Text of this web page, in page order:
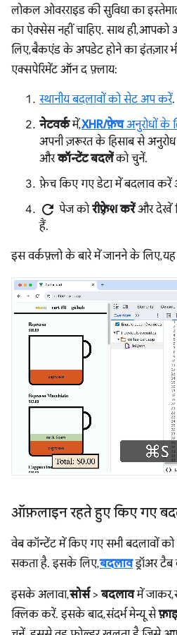
लोकल ओवरराइड की सुविधा का
का ऐक्सेस नहीं चाहिए. साथ ही,
लिए, बैकएंड के अपडेट होने का इंतज़ार
एक्सपेरिमेंट ऑन द फ़्लाय:
स्थानीय बदलावों को सेट अप करें.
नेटवर्कमें,XHR/फ़ेचअनुरोधों के
अपनी ज़रूरत के हिसाब से
औरकॉन्टेंट बदलेंको चुनें.
फ़ेच किए गए डेटा में बदलाव
refresh पेज कोरीफ़्रेश करेंऔर देखें
हैं.
इस वर्कफ़्लो के बारे में जानने के लिए, यह
ऑफ़लाइन रहते हुए किए गए
वेब कॉन्टेंट में किए गए सभी बदलावों
सकता है. इसके लिए,बदलावड्रॉअर
इसके अलावा,सोर्स>बदलावमें जाकर,
क्लिक करें. इसके बाद, संदर्भ मेन्यू से